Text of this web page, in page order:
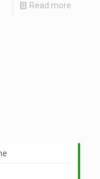
Read more